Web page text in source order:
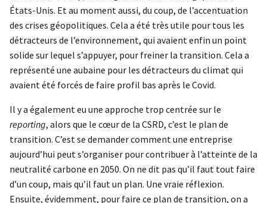
États-Unis. Et au moment aussi, du coup, de l’accentuation
des crises géopolitiques. Cela a été très utile pour tous les
détracteurs de l’environnement, qui avaient enfin un point
solide sur lequel s’appuyer, pour freiner la transition. Cela a
représenté une aubaine pour les détracteurs du climat qui
avaient été forcés de faire profil bas après le Covid.
Il y a également eu une approche trop centrée sur le
reporting, alors que le cœur de la CSRD, c’est le plan de
transition. C’est se demander comment une entreprise
aujourd’hui peut s’organiser pour contribuer à l’atteinte de la
neutralité carbone en 2050. On ne dit pas qu’il faut tout faire
d’un coup, mais qu’il faut un plan. Une vraie réflexion.
Ensuite, évidemment, pour faire ce plan de transition, on a